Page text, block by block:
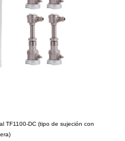
TF1100-DC (tipo de sujeción con